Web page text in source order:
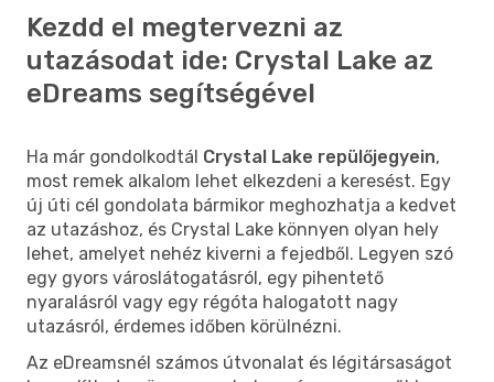
Kezdd el megtervezni az
utazásodat ide: Crystal Lake az
eDreams segítségével
Ha már gondolkodtál Crystal Lake repülőjegyein,
most remek alkalom lehet elkezdeni a keresést. Egy
új úti cél gondolata bármikor meghozhatja a kedvet
az utazáshoz, és Crystal Lake könnyen olyan hely
lehet, amelyet nehéz kiverni a fejedből. Legyen szó
egy gyors városlátogatásról, egy pihentető
nyaralásról vagy egy régóta halogatott nagy
utazásról, érdemes időben körülnézni.
Az eDreamsnél számos útvonalat és légitársaságot